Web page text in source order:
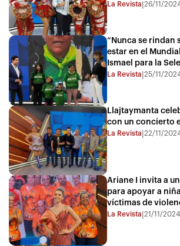
La Revista |26/11/
“Nunca se rindan
estar en el
Ismael para la
La Revista |25/11/
Llajtaymanta
con un concierto
La Revista |22/11/
Ariane I invita a
para apoyar a
víctimas de
La Revista |21/11/